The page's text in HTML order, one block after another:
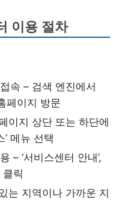
이용 절차
속 – 검색 엔진에서
페이지 방문
이지 상단 또는 하단에
’ 메뉴 선택
– ‘서비스센터 안내’,
클릭
는 지역이나 가까운 지